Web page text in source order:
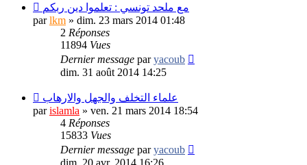
مع ملحد تونسي : تعلموا دين ربكم
parlkm » dim. 23 mars 2014 01:48
2 Réponses
11894 Vues
Dernier message paryacoub
dim. 31 août 2014 14:25
علماء التخلف والجهل والارهاب
parislamla » ven. 21 mars 2014 18:54
4 Réponses
15833 Vues
Dernier message paryacoub
dim. 20 avr. 2014 16:26